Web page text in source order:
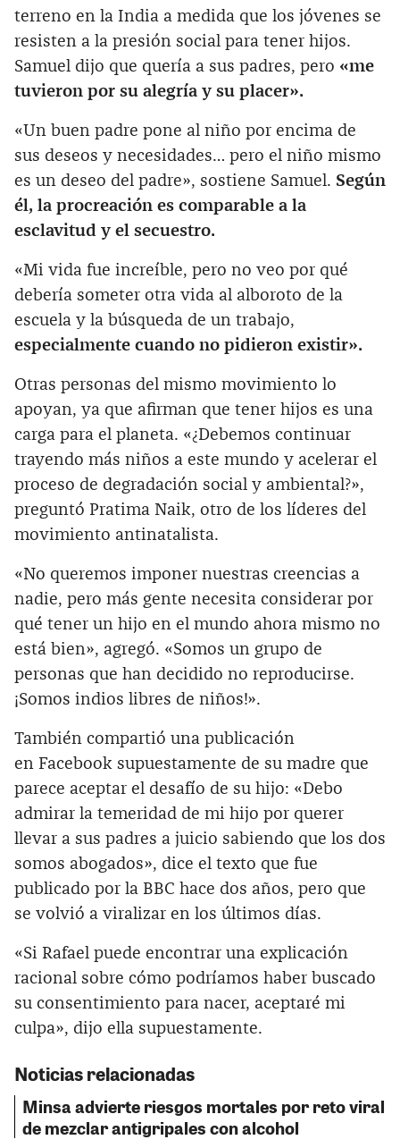
terreno en la India a medida que los jóvenes se
resisten a la presión social para tener hijos.
Samuel dijo que quería a sus padres, pero «me
tuvieron por su alegría y su placer».
«Un buen padre pone al niño por encima de
sus deseos y necesidades… pero el niño mismo
es un deseo del padre», sostiene Samuel. Según
él, la procreación es comparable a la
esclavitud y el secuestro.
«Mi vida fue increíble, pero no veo por qué
debería someter otra vida al alboroto de la
escuela y la búsqueda de un trabajo,
especialmente cuando no pidieron existir».
Otras personas del mismo movimiento lo
apoyan, ya que afirman que tener hijos es una
carga para el planeta. «¿Debemos continuar
trayendo más niños a este mundo y acelerar el
proceso de degradación social y ambiental?»,
preguntó Pratima Naik, otro de los líderes del
movimiento antinatalista.
«No queremos imponer nuestras creencias a
nadie, pero más gente necesita considerar por
qué tener un hijo en el mundo ahora mismo no
está bien», agregó. «Somos un grupo de
personas que han decidido no reproducirse.
¡Somos indios libres de niños!».
También compartió una publicación
en Facebook supuestamente de su madre que
parece aceptar el desafío de su hijo: «Debo
admirar la temeridad de mi hijo por querer
llevar a sus padres a juicio sabiendo que los dos
somos abogados», dice el texto que fue
publicado por la BBC hace dos años, pero que
se volvió a viralizar en los últimos días.
«Si Rafael puede encontrar una explicación
racional sobre cómo podríamos haber buscado
su consentimiento para nacer, aceptaré mi
culpa», dijo ella supuestamente.
Noticias relacionadas
Minsa advierte riesgos mortales por reto viral
de mezclar antigripales con alcohol